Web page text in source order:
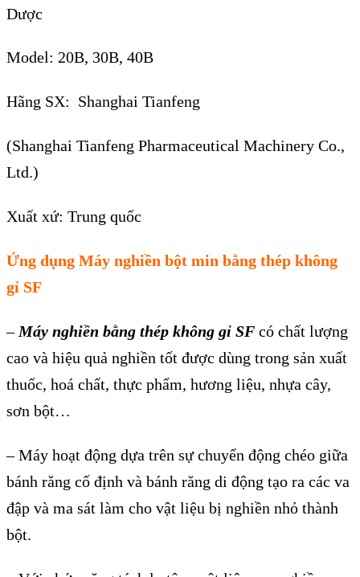
Dược
Model: 20B, 30B, 40B
Hãng SX: Shanghai Tianfeng
(Shanghai Tianfeng Pharmaceutical Machinery Co.,
Ltd.)
Xuất xứ: Trung quốc
Ứng dụng Máy nghiền bột min bằng thép không
gỉ SF
– Máy nghiền bằng thép không gỉ SF có chất lượng
cao và hiệu quả nghiền tốt được dùng trong sản xuất
thuốc, hoá chất, thực phẩm, hương liệu, nhựa cây,
sơn bột…
– Máy hoạt động dựa trên sựchuyển động chéo giữa
bánh răng cố định và bánh răng di động tạo ra các va
đập và ma sát làm cho vật liệu bị nghiền nhỏ thành
bột.